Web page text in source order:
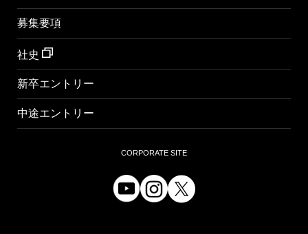
募集要項
社史
新卒エントリー
中途エントリー
CORPORATE SITE